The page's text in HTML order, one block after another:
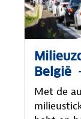
België
Met de